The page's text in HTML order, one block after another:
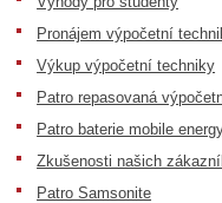
Pronájem výpočetní
Výkup výpočetní techniky
Patro repasovaná
Patro baterie mobile
Zkušenosti našich
Patro Samsonite